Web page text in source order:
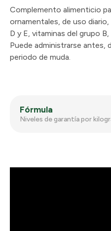
Complemento alimenticio
ornamentales, de uso
D y E, vitaminas del grupo
Puede administrarse antes,
periodo de muda.
Fórmula
Niveles de garantía por